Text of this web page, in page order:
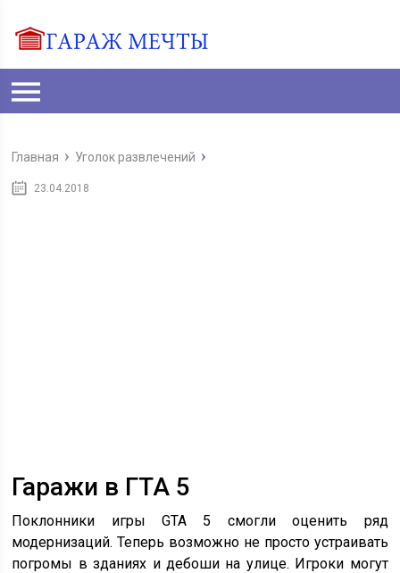
Главная Уголок развлечений
23.04.2018
Гаражи в ГТА 5
Поклонники игры GTA 5 смогли оценить ряд
модернизаций. Теперь возможно не просто устраивать
погромы в зданиях и дебоши на улице. Игроки могут